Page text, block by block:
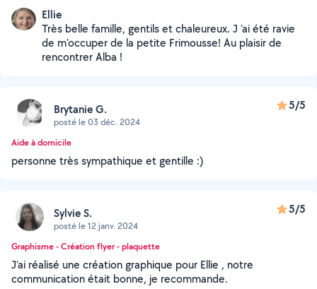
Ellie
Très belle famille, gentils et chaleureux. J 'ai été ravie
de m’occuper de la petite Frimousse! Au plaisir de
rencontrer Alba !
Brytanie G.
posté le 03 déc. 2024
5/5
Aide à domicile
personne très sympathique et gentille :)
Sylvie S.
posté le 12 janv. 2024
5/5
Graphisme - Création flyer - plaquette
J'ai réalisé une création graphique pour Ellie , notre
communication était bonne, je recommande.